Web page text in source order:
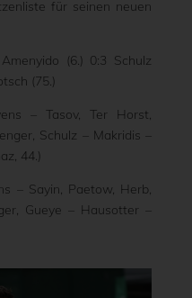
für seinen neuen
(6.) 0:3 Schulz
(75.)
– Tasov, Ter Horst,
Schulz – Makridis –
44.)
– Sayin, Paetow, Herb,
Gueye – Hausotter –